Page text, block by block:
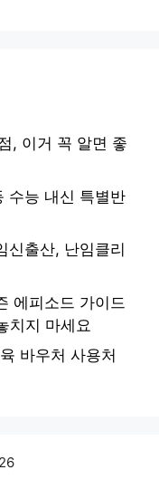
, 이거 꼭 알면 좋
수능 내신 특별반
신출산, 난임클리
에피소드 가이드
치지 마세요
바우처 사용처